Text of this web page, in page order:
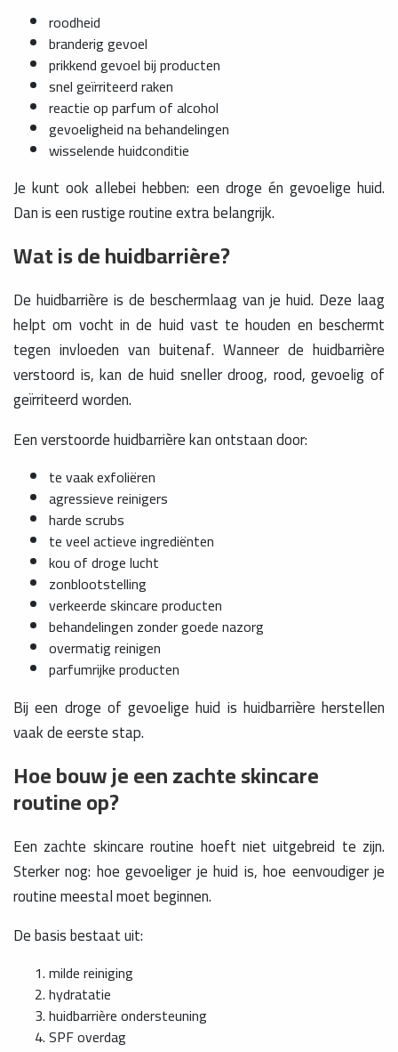
roodheid
branderig gevoel
prikkend gevoel bij producten
snel geïrriteerd raken
reactie op parfum of alcohol
gevoeligheid na behandelingen
wisselende huidconditie
Je kunt ook allebei hebben: een droge én gevoelige huid.
Dan is een rustige routine extra belangrijk.
Wat is de huidbarrière?
De huidbarrière is de beschermlaag van je huid. Deze laag
helpt om vocht in de huid vast te houden en beschermt
tegen invloeden van buitenaf. Wanneer de huidbarrière
verstoord is, kan de huid sneller droog, rood, gevoelig of
geïrriteerd worden.
Een verstoorde huidbarrière kan ontstaan door:
te vaak exfoliëren
agressieve reinigers
harde scrubs
te veel actieve ingrediënten
kou of droge lucht
zonblootstelling
verkeerde skincare producten
behandelingen zonder goede nazorg
overmatig reinigen
parfumrijke producten
Bij een droge of gevoelige huid is huidbarrière herstellen
vaak de eerste stap.
Hoe bouw je een zachte skincare
routine op?
Een zachte skincare routine hoeft niet uitgebreid te zijn.
Sterker nog: hoe gevoeliger je huid is, hoe eenvoudiger je
routine meestal moet beginnen.
De basis bestaat uit:
milde reiniging
hydratatie
huidbarrière ondersteuning
SPF overdag